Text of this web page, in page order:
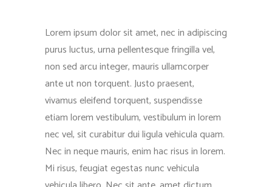
Lorem ipsum dolor sit amet, nec in adipiscing
purus luctus, urna pellentesque fringilla vel,
non sed arcu integer, mauris ullamcorper
ante ut non torquent. Justo praesent,
vivamus eleifend torquent, suspendisse
etiam lorem vestibulum, vestibulum in lorem
nec vel, sit curabitur dui ligula vehicula quam.
Nec in neque mauris, enim hac risus in lorem.
Mi risus, feugiat egestas nunc vehicula